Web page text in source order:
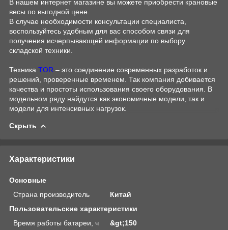
В нашем интернет магазине вы можете приобрести крановые
весы по выгодной цене.
В случае необходимости консультации специалиста,
воспользуйтесь удобным для вас способом связи для
получения исчерпывающей информации по выбору
складской техники.
Техника TOR – это соединение современных разработок и
решений, проверенные временем. Так компания добивается
качества и простоты использования своего оборудования. В
модельном ряду найдутся как экономичные модели, так и
модели для интенсивных нагрузок.
Скрыть
Характеристики
Основные
Страна производитель
Китай
Пользовательские характеристики
Время работы батареи, ч
&gt;150